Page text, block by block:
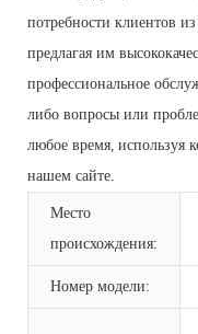
потребности клиентов
предлагая им
профессиональное
либо вопросы или
любое время, используя
нашем сайте.
Место
происхождения:
Номер модели: